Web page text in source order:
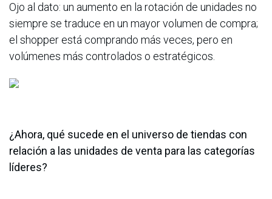
Ojo al dato: un aumento en la rotación de unidades no
siempre se traduce en un mayor volumen de compra;
el shopper está comprando más veces, pero en
volúmenes más controlados o estratégicos.
¿Ahora, qué sucede en el universo de tiendas con
relación a las unidades de venta para las categorías
líderes?